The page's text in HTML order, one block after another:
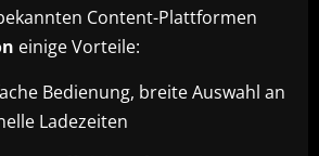
Content-Plattformen
einige Vorteile:
Bedienung, breite Auswahl an
Ladezeiten